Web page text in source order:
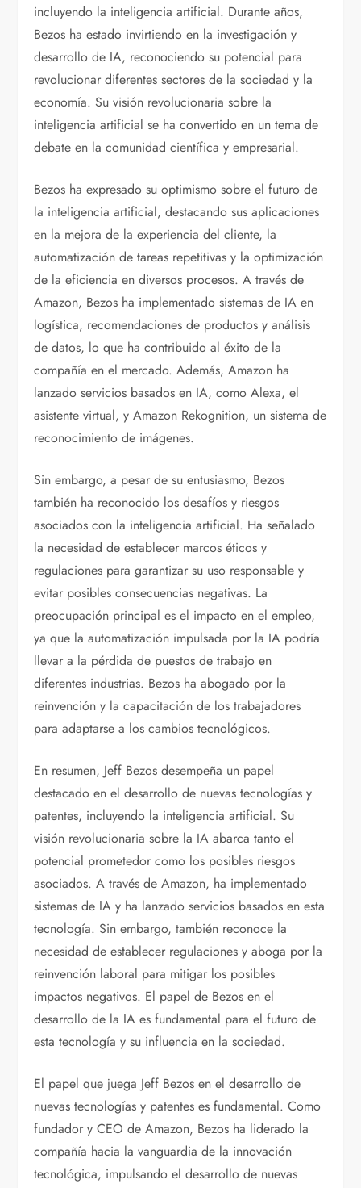
incluyendo la inteligencia artificial. Durante años,
Bezos ha estado invirtiendo en la investigación y
desarrollo de IA, reconociendo su potencial para
revolucionar diferentes sectores de la sociedad y la
economía. Su visión revolucionaria sobre la
inteligencia artificial se ha convertido en un tema de
debate en la comunidad científica y empresarial.
Bezos ha expresado su optimismo sobre el futuro de
la inteligencia artificial, destacando sus aplicaciones
en la mejora de la experiencia del cliente, la
automatización de tareas repetitivas y la optimización
de la eficiencia en diversos procesos. A través de
Amazon, Bezos ha implementado sistemas de IA en
logística, recomendaciones de productos y análisis
de datos, lo que ha contribuido al éxito de la
compañía en el mercado. Además, Amazon ha
lanzado servicios basados en IA, como Alexa, el
asistente virtual, y Amazon Rekognition, un sistema de
reconocimiento de imágenes.
Sin embargo, a pesar de su entusiasmo, Bezos
también ha reconocido los desafíos y riesgos
asociados con la inteligencia artificial. Ha señalado
la necesidad de establecer marcos éticos y
regulaciones para garantizar su uso responsable y
evitar posibles consecuencias negativas. La
preocupación principal es el impacto en el empleo,
ya que la automatización impulsada por la IA podría
llevar a la pérdida de puestos de trabajo en
diferentes industrias. Bezos ha abogado por la
reinvención y la capacitación de los trabajadores
para adaptarse a los cambios tecnológicos.
En resumen, Jeff Bezos desempeña un papel
destacado en el desarrollo de nuevas tecnologías y
patentes, incluyendo la inteligencia artificial. Su
visión revolucionaria sobre la IA abarca tanto el
potencial prometedor como los posibles riesgos
asociados. A través de Amazon, ha implementado
sistemas de IA y ha lanzado servicios basados en esta
tecnología. Sin embargo, también reconoce la
necesidad de establecer regulaciones y aboga por la
reinvención laboral para mitigar los posibles
impactos negativos. El papel de Bezos en el
desarrollo de la IA es fundamental para el futuro de
esta tecnología y su influencia en la sociedad.
El papel que juega Jeff Bezos en el desarrollo de
nuevas tecnologías y patentes es fundamental. Como
fundador y CEO de Amazon, Bezos ha liderado la
compañía hacia la vanguardia de la innovación
tecnológica, impulsando el desarrollo de nuevas